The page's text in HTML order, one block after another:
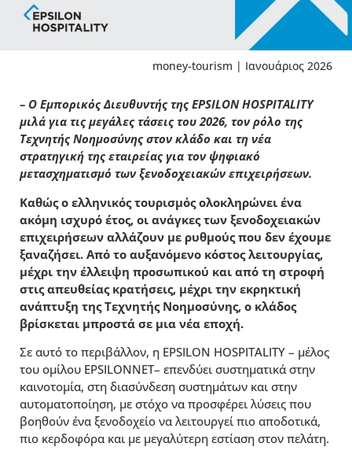
money-tourism | Ιανουάριος 2026
– Ο Εµπορικός Διευθυντής της EPSILON HOSPITALITY
µιλά για τις µεγάλες τάσεις του 2026, τον ρόλο της
Τεχνητής Νοηµοσύνης στον κλάδο και τη νέα
στρατηγική της εταιρείας για τον ψηφιακό
µετασχηµατισµό των ξενοδοχειακών επιχειρήσεων.
Καθώς ο ελληνικός τουρισµός ολοκληρώνει ένα
ακόµη ισχυρό έτος, οι ανάγκες των ξενοδοχειακών
επιχειρήσεων αλλάζουν µε ρυθµούς που δεν έχουµε
ξαναζήσει. Από το αυξανόµενο κόστος λειτουργίας,
µέχρι την έλλειψη προσωπικού και από τη στροφή
στις απευθείας κρατήσεις, µέχρι την εκρηκτική
ανάπτυξη της Τεχνητής Νοηµοσύνης, ο κλάδος
βρίσκεται µπροστά σε µια νέα εποχή.
Σε αυτό το περιβάλλον, η EPSILON HOSPITALITY – µέλος
του οµίλου EPSILONNET– επενδύει συστηµατικά στην
καινοτοµία, στη διασύνδεση συστηµάτων και στην
αυτοµατοποίηση, µε στόχο να προσφέρει λύσεις που
βοηθούν ένα ξενοδοχείο να λειτουργεί πιο αποδοτικά,
πιο κερδοφόρα και µε µεγαλύτερη εστίαση στον πελάτη.